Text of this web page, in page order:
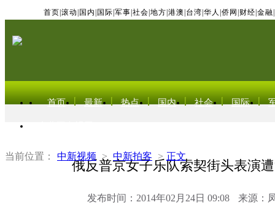
首页 滚动 国内 国际 军事 社会 地方 港澳 台湾 华人 侨网 财经 金融
首页 最新 热点 国内 社会 国际
当前位置： 中新视频 > 中新拍客 > 正文
俄反普京女子乐队索契街头表演
发布时间：2014年02月24日 09:08 来源：